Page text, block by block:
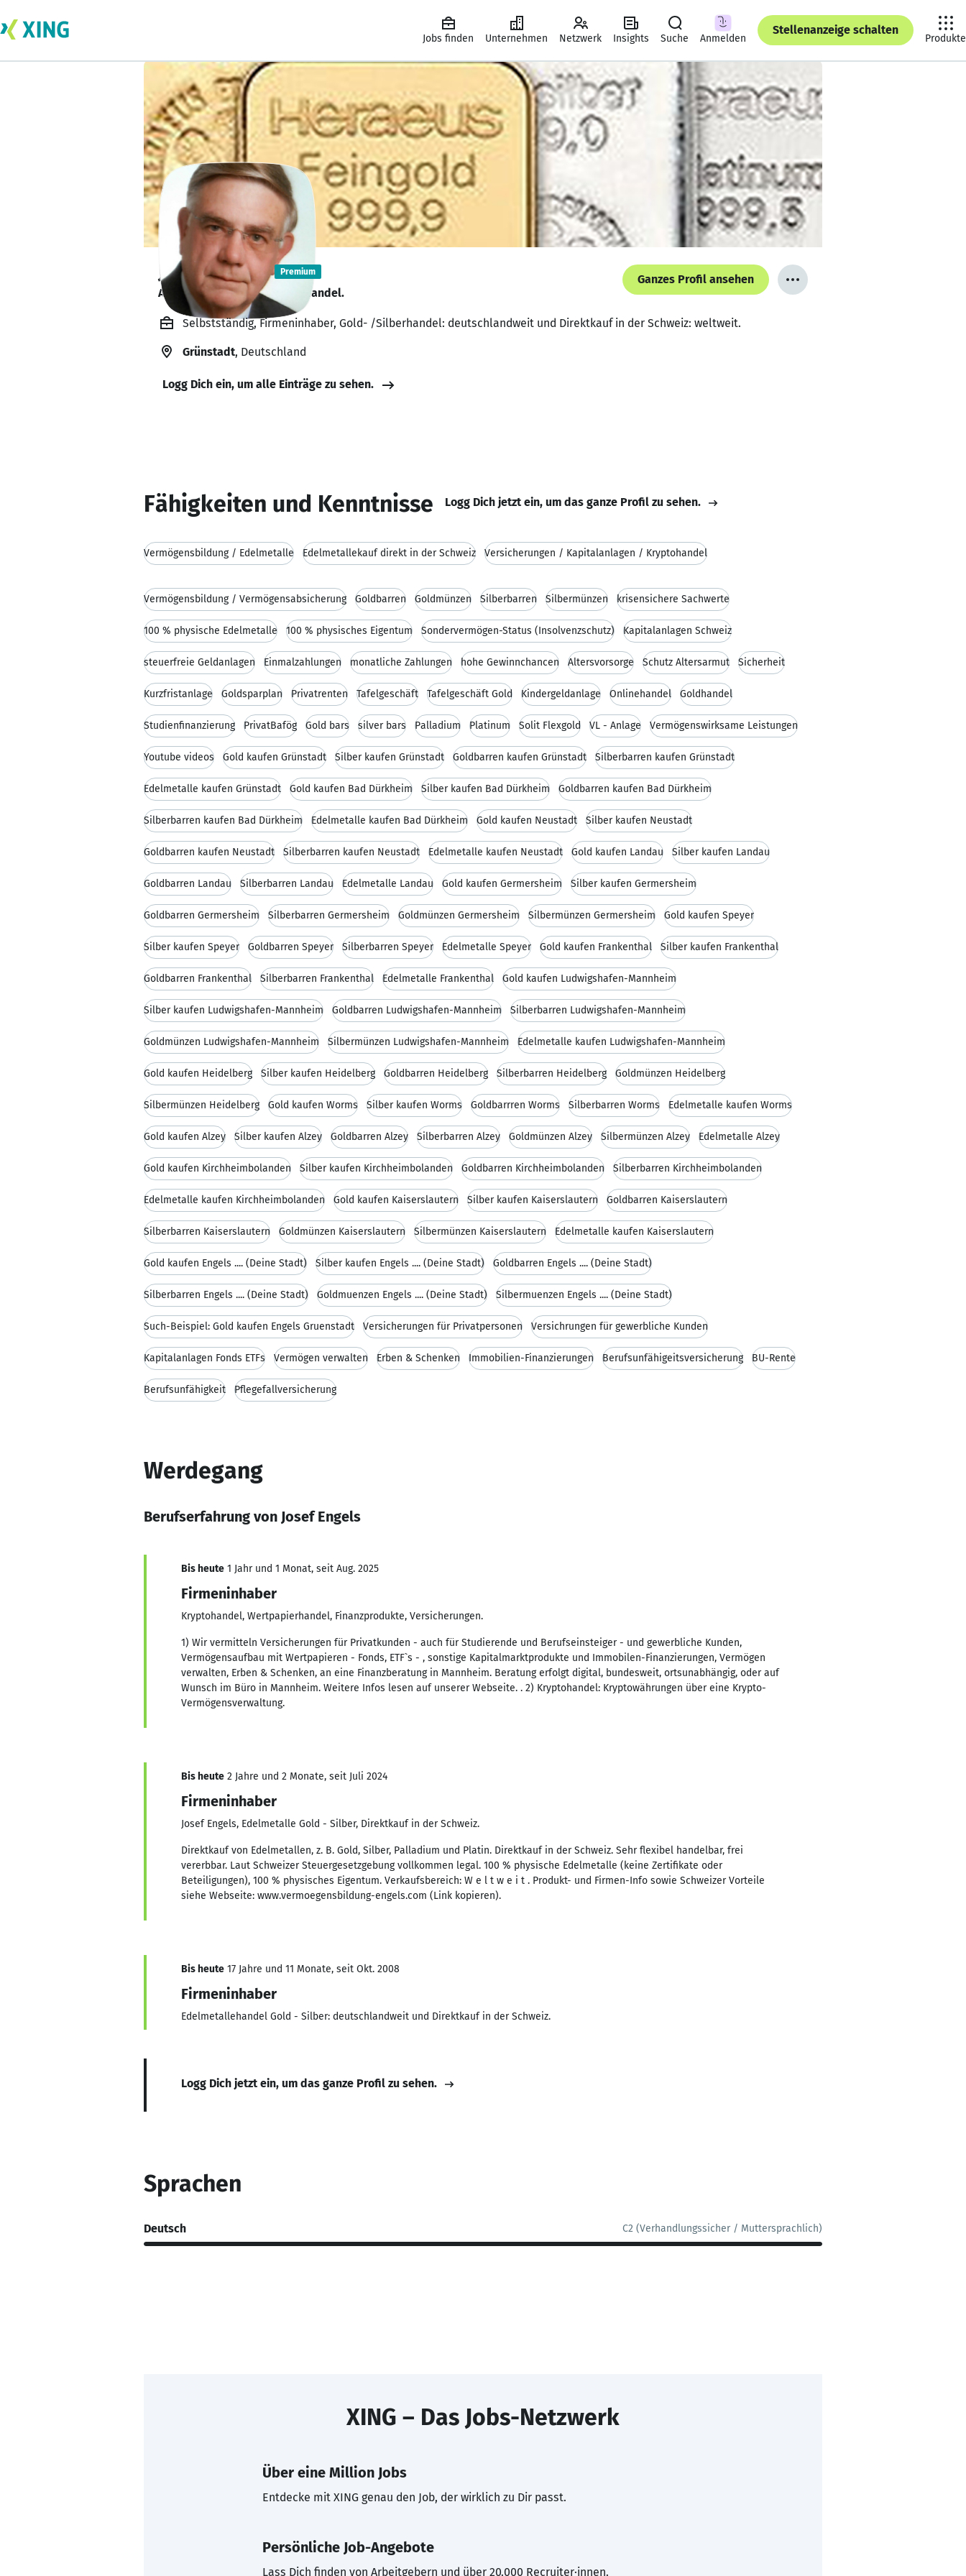
Jobs finden Unternehmen Netzwerk Insights Suche Anmelden
Stellenanzeige schalten
Produkte
Josef Engels Premium
Anlageberatung, Vertrieb & Handel.
Ganzes Profil ansehen
Selbstständig, Firmeninhaber, Gold- /Silberhandel: deutschlandweit und Direktkauf in der Schweiz: weltweit.
Grünstadt, Deutschland
Logg Dich ein, um alle Einträge zu sehen.
Fähigkeiten und Kenntnisse Logg Dich jetzt ein, um das ganze Profil zu sehen.
Vermögensbildung / Edelmetalle Edelmetallekauf direkt in der Schweiz Versicherungen / Kapitalanlagen / Kryptohandel
Vermögensbildung / Vermögensabsicherung Goldbarren Goldmünzen Silberbarren Silbermünzen krisensichere Sachwerte
100 % physische Edelmetalle 100 % physisches Eigentum Sondervermögen-Status (Insolvenzschutz) Kapitalanlagen Schweiz
steuerfreie Geldanlagen Einmalzahlungen monatliche Zahlungen hohe Gewinnchancen Altersvorsorge Schutz Altersarmut Sicherheit
Kurzfristanlage Goldsparplan Privatrenten Tafelgeschäft Tafelgeschäft Gold Kindergeldanlage Onlinehandel Goldhandel
Studienfinanzierung PrivatBafög Gold bars silver bars Palladium Platinum Solit Flexgold VL - Anlage Vermögenswirksame Leistungen
Youtube videos Gold kaufen Grünstadt Silber kaufen Grünstadt Goldbarren kaufen Grünstadt Silberbarren kaufen Grünstadt
Edelmetalle kaufen Grünstadt Gold kaufen Bad Dürkheim Silber kaufen Bad Dürkheim Goldbarren kaufen Bad Dürkheim
Silberbarren kaufen Bad Dürkheim Edelmetalle kaufen Bad Dürkheim Gold kaufen Neustadt Silber kaufen Neustadt
Goldbarren kaufen Neustadt Silberbarren kaufen Neustadt Edelmetalle kaufen Neustadt Gold kaufen Landau Silber kaufen Landau
Goldbarren Landau Silberbarren Landau Edelmetalle Landau Gold kaufen Germersheim Silber kaufen Germersheim
Goldbarren Germersheim Silberbarren Germersheim Goldmünzen Germersheim Silbermünzen Germersheim Gold kaufen Speyer
Silber kaufen Speyer Goldbarren Speyer Silberbarren Speyer Edelmetalle Speyer Gold kaufen Frankenthal Silber kaufen Frankenthal
Goldbarren Frankenthal Silberbarren Frankenthal Edelmetalle Frankenthal Gold kaufen Ludwigshafen-Mannheim
Silber kaufen Ludwigshafen-Mannheim Goldbarren Ludwigshafen-Mannheim Silberbarren Ludwigshafen-Mannheim
Goldmünzen Ludwigshafen-Mannheim Silbermünzen Ludwigshafen-Mannheim Edelmetalle kaufen Ludwigshafen-Mannheim
Gold kaufen Heidelberg Silber kaufen Heidelberg Goldbarren Heidelberg Silberbarren Heidelberg Goldmünzen Heidelberg
Silbermünzen Heidelberg Gold kaufen Worms Silber kaufen Worms Goldbarrren Worms Silberbarren Worms Edelmetalle kaufen Worms
Gold kaufen Alzey Silber kaufen Alzey Goldbarren Alzey Silberbarren Alzey Goldmünzen Alzey Silbermünzen Alzey Edelmetalle Alzey
Gold kaufen Kirchheimbolanden Silber kaufen Kirchheimbolanden Goldbarren Kirchheimbolanden Silberbarren Kirchheimbolanden
Edelmetalle kaufen Kirchheimbolanden Gold kaufen Kaiserslautern Silber kaufen Kaiserslautern Goldbarren Kaiserslautern
Silberbarren Kaiserslautern Goldmünzen Kaiserslautern Silbermünzen Kaiserslautern Edelmetalle kaufen Kaiserslautern
Gold kaufen Engels .... (Deine Stadt) Silber kaufen Engels .... (Deine Stadt) Goldbarren Engels .... (Deine Stadt)
Silberbarren Engels .... (Deine Stadt) Goldmuenzen Engels .... (Deine Stadt) Silbermuenzen Engels .... (Deine Stadt)
Such-Beispiel: Gold kaufen Engels Gruenstadt Versicherungen für Privatpersonen Versichrungen für gewerbliche Kunden
Kapitalanlagen Fonds ETFs Vermögen verwalten Erben & Schenken Immobilien-Finanzierungen Berufsunfähigeitsversicherung BU-Rente
Berufsunfähigkeit Pflegefallversicherung
Werdegang
Berufserfahrung von Josef Engels
Bis heute 1 Jahr und 1 Monat, seit Aug. 2025
Firmeninhaber
Kryptohandel, Wertpapierhandel, Finanzprodukte, Versicherungen.
1) Wir vermitteln Versicherungen für Privatkunden - auch für Studierende und Berufseinsteiger - und gewerbliche Kunden,
Vermögensaufbau mit Wertpapieren - Fonds, ETF`s - , sonstige Kapitalmarktprodukte und Immobilen-Finanzierungen, Vermögen
verwalten, Erben & Schenken, an eine Finanzberatung in Mannheim. Beratung erfolgt digital, bundesweit, ortsunabhängig, oder auf
Wunsch im Büro in Mannheim. Weitere Infos lesen auf unserer Webseite. . 2) Kryptohandel: Kryptowährungen über eine Krypto-
Vermögensverwaltung.
Bis heute 2 Jahre und 2 Monate, seit Juli 2024
Firmeninhaber
Josef Engels, Edelmetalle Gold - Silber, Direktkauf in der Schweiz.
Direktkauf von Edelmetallen, z. B. Gold, Silber, Palladium und Platin. Direktkauf in der Schweiz. Sehr flexibel handelbar, frei
vererbbar. Laut Schweizer Steuergesetzgebung vollkommen legal. 100 % physische Edelmetalle (keine Zertifikate oder
Beteiligungen), 100 % physisches Eigentum. Verkaufsbereich: W e l t w e i t . Produkt- und Firmen-Info sowie Schweizer Vorteile
siehe Webseite: www.vermoegensbildung-engels.com (Link kopieren).
Bis heute 17 Jahre und 11 Monate, seit Okt. 2008
Firmeninhaber
Edelmetallehandel Gold - Silber: deutschlandweit und Direktkauf in der Schweiz.
Logg Dich jetzt ein, um das ganze Profil zu sehen.
Sprachen
Deutsch C2 (Verhandlungssicher / Muttersprachlich)
XING – Das Jobs-Netzwerk
Über eine Million Jobs
Entdecke mit XING genau den Job, der wirklich zu Dir passt.
Persönliche Job-Angebote
Lass Dich finden von Arbeitgebern und über 20.000 Recruiter·innen.